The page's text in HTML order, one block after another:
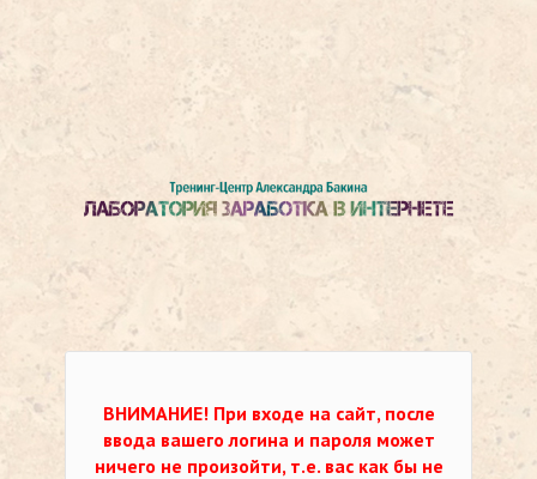
ВНИМАНИЕ! При входе на сайт, после
ввода вашего логина и пароля может
ничего не произойти, т.е. вас как бы не